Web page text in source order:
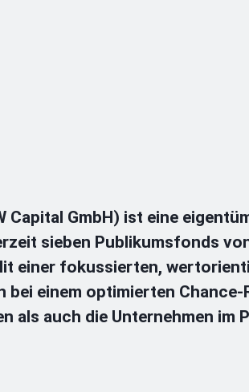
Capital GmbH) ist eine
sieben Publikumsfonds
einer fokussierten,
einem optimierten
als auch die Unternehmen im